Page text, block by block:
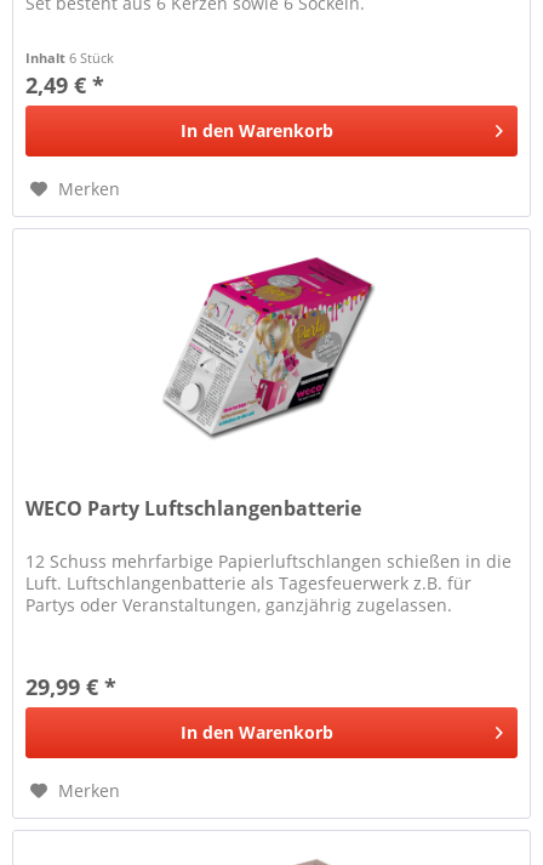
Inhalt6 Stück
2,49 € *
In den Warenkorb
Merken
WECO Party Luftschlangenbatterie
12 Schuss mehrfarbige Papierluftschlangen schießen in die
Luft. Luftschlangenbatterie als Tagesfeuerwerk z.B. für
Partys oder Veranstaltungen, ganzjährig zugelassen.
29,99 € *
In den Warenkorb
Merken